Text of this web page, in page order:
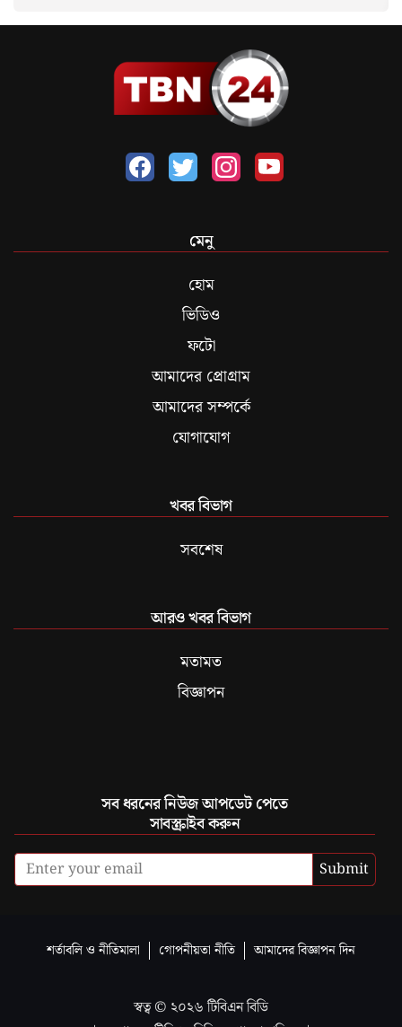
মেনু
হোম
ভিডিও
ফটো
আমাদের প্রোগ্রাম
আমাদের সম্পর্কে
যোগাযোগ
খবর বিভাগ
সবশেষ
আরও খবর বিভাগ
মতামত
বিজ্ঞাপন
সব ধরনের নিউজ আপডেট পেতে
সাবস্ক্রাইব করুন
Submit
শর্তাবলি ও নীতিমালা গোপনীয়তা নীতি আমাদের বিজ্ঞাপন দিন
স্বত্ব © ২০২৬ টিবিএন বিডি